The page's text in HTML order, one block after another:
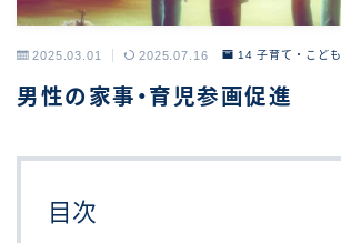
2025.03.01 2025.07.16 14 子育て・こども
男性の家事・育児参画促進
目次